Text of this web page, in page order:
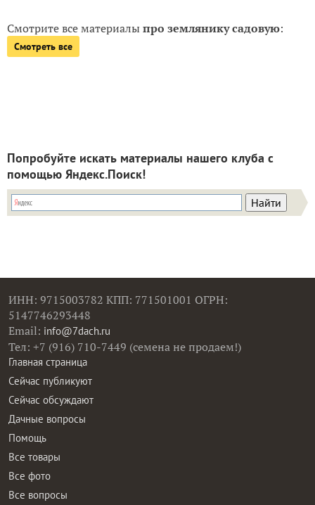
Смотрите все материалыпро землянику садовую:
Смотреть все
Попробуйте искать материалы нашего клуба с
помощью Яндекс.Поиск!
ИНН: 9715003782 КПП: 771501001 ОГРН:
5147746293448
Email: info@7dach.ru
Тел: +7 (916) 710-7449 (семена не продаем!)
Главная страница
Сейчас публикуют
Сейчас обсуждают
Дачные вопросы
Помощь
Все товары
Все фото
Все вопросы